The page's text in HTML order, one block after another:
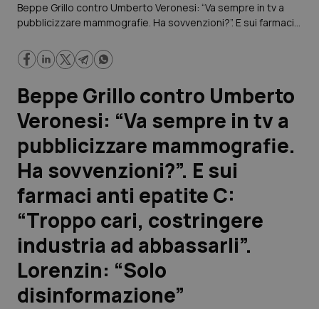
Regioni e Asl
Lavoro e Professioni
Scienza e Farmaci
Studi e Analisi
Lettere al direttore
Edizioni Regionali
QS Pro
Professionisti Sanitari.AI
Beppe Grillo contro Umberto Veronesi: “Va sempre in tv a
pubblicizzare mammografie. Ha sovvenzioni?”. E sui farmaci
abbassarli”. Lorenzin: “Solo disinformazione”
Beppe Grillo contro Umberto
Veronesi: “Va sempre in tv a
pubblicizzare mammografie.
Ha sovvenzioni?”. E sui
farmaci anti epatite C:
“Troppo cari, costringere
industria ad abbassarli”.
Lorenzin: “Solo
disinformazione”